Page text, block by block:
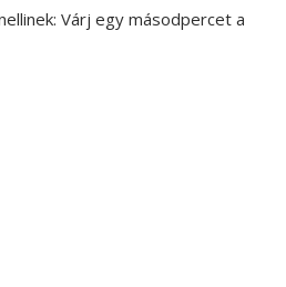
Várj egy másodpercet a